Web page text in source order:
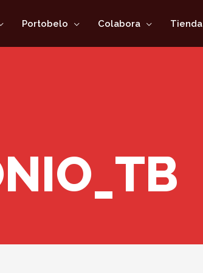
Portobelo Colabora Tienda